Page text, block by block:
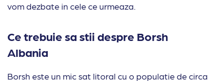
vom dezbate in cele ce urmeaza.
Ce trebuie sa stii despre Borsh
Albania
Borsh este un mic sat litoral cu o populatie de circa